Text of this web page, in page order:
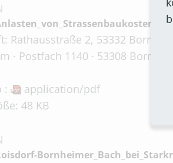
Rathausstraße 2, 53332
· Postfach 1140 · 53308
:
application/pdf
48 KB